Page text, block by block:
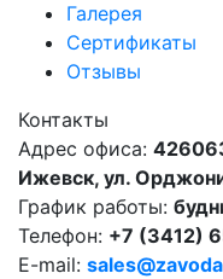
Галерея
Сертификаты
Отзывы
Контакты
Адрес офиса:
Ижевск, ул.
График работы:
Телефон: +7 (3412)
E-mail: